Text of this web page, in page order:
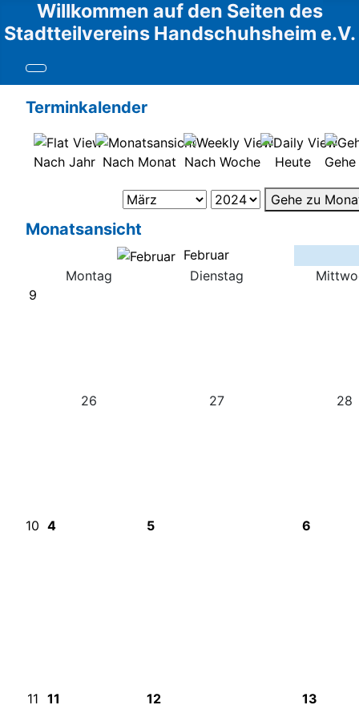
Willkommen auf den Seiten des
Stadtteilvereins Handschuhsheim e.V.
Terminkalender
Nach Jahr Nach Monat Nach Woche Heute
Gehe zu
Monatsansicht
Februar
Montag
Dienstag
9
26 27 28
10 4 5 6
11 11
12
13